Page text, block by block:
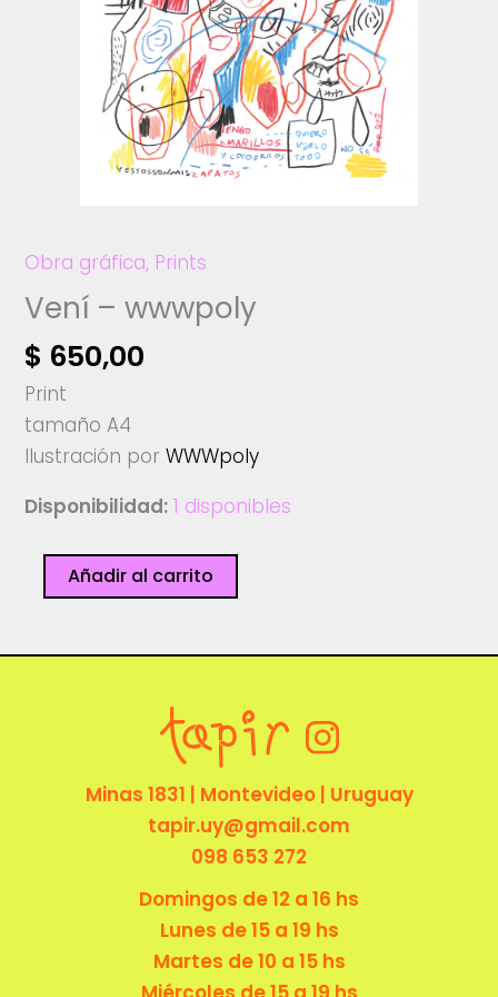
Obra gráfica, Prints
Vení – wwwpoly
$ 650,00
Print
tamaño A4
Ilustración porWWWpoly
Disponibilidad: 1 disponibles
cantidad
Añadir al carrito
Minas 1831 | Montevideo | Uruguay
tapir.uy@gmail.com
098 653 272
Domingos de 12 a 16 hs
Lunes de 15 a 19 hs
Martes de 10 a 15 hs